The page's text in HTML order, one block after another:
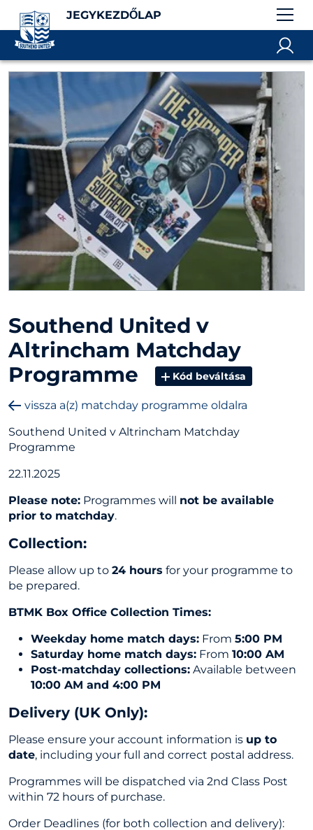
JEGYKEZDŐLAP
Southend United v
Altrincham Matchday
Programme
Kód beváltása
vissza a(z) matchday programme oldalra
Southend United v Altrincham Matchday
Programme
22.11.2025
Please note: Programmes will not be available
prior to matchday.
Collection:
Please allow up to 24 hours for your programme to
be prepared.
BTMK Box Office Collection Times:
Weekday home match days: From 5:00 PM
Saturday home match days: From 10:00 AM
Post-matchday collections: Available between
10:00 AM and 4:00 PM
Delivery (UK Only):
Please ensure your account information is up to
date, including your full and correct postal address.
Programmes will be dispatched via 2nd Class Post
within 72 hours of purchase.
Order Deadlines (for both collection and delivery):